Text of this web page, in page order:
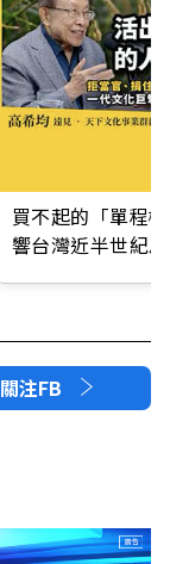
買不起的「單程
響台灣近半世紀
關注FB